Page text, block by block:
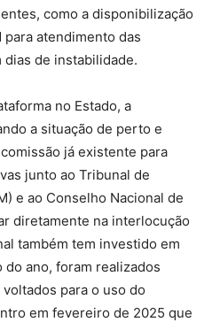
como a disponibilização
para atendimento das
dias de instabilidade.
no Estado, a
a situação de perto e
já existente para
junto ao Tribunal de
e ao Conselho Nacional de
diretamente na interlocução
também tem investido em
ano, foram realizados
para o uso do
em fevereiro de 2025 que